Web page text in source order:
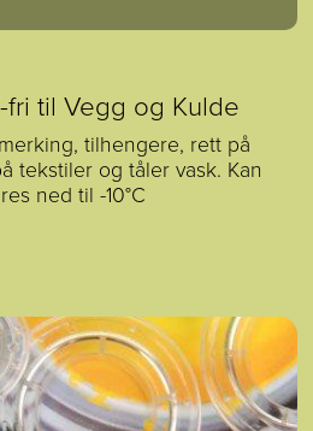
fri til Vegg og Kulde
tilhengere, rett på
tekstiler og tåler vask. Kan
ned til -10°C